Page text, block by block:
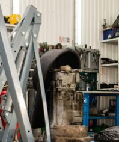
Care
Sunt
Avantajele